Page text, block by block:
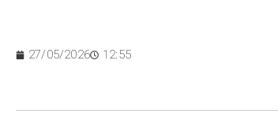
27/05/2026 12:55